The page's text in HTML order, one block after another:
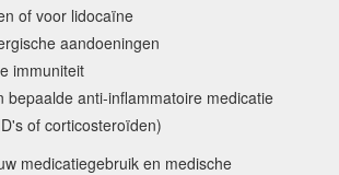
of voor lidocaïne
aandoeningen
immuniteit
bepaalde anti-inflammatoire medicatie
of corticosteroïden)
medicatiegebruik en medische